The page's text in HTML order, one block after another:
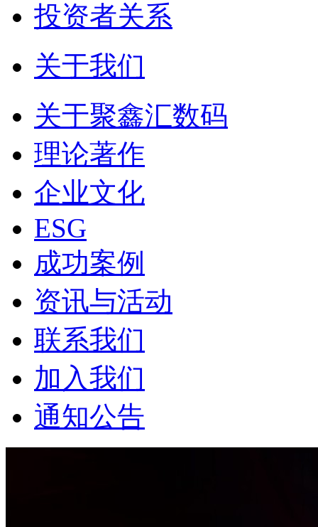
投资者关系
关于我们
关于聚鑫汇数码
理论著作
企业文化
ESG
成功案例
资讯与活动
联系我们
加入我们
通知公告